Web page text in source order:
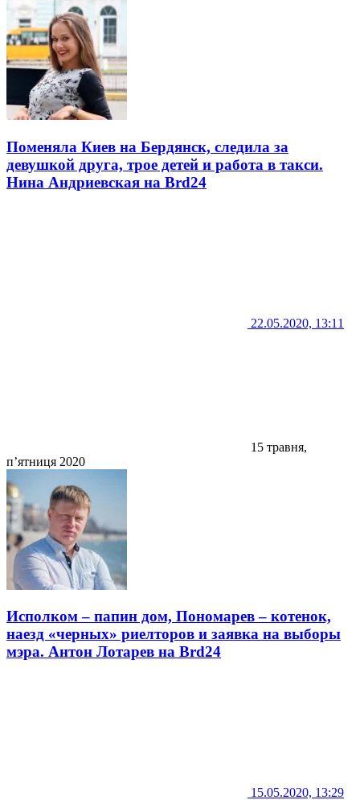
Поменяла Киев на Бердянск, следила за
девушкой друга, трое детей и работа в такси.
Нина Андриевская на Brd24
22.05.2020, 13:11
15 травня,
п’ятниця 2020
Исполком – папин дом, Пономарев – котенок,
наезд «черных» риелторов и заявка на выборы
мэра. Антон Лотарев на Brd24
15.05.2020, 13:29